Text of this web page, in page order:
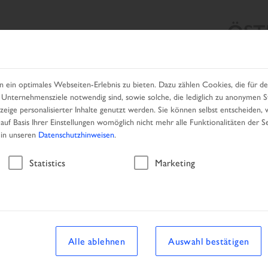
UNSERE PRODUKTE HÄNDLER
Ergebnisliste
optimales Webseiten-Erlebnis zu bieten. Dazu zählen Cookies, die für
notwendig sind, sowie solche, die lediglich zu anonymen
personalisierter Inhalte genutzt werden. Sie können selbst entscheiden,
Basis Ihrer Einstellungen womöglich nicht mehr alle Funktionalitäten der
unseren Datenschutzhinweisen.
Statistics Marketing
Alle ablehnen Auswahl bestätigen